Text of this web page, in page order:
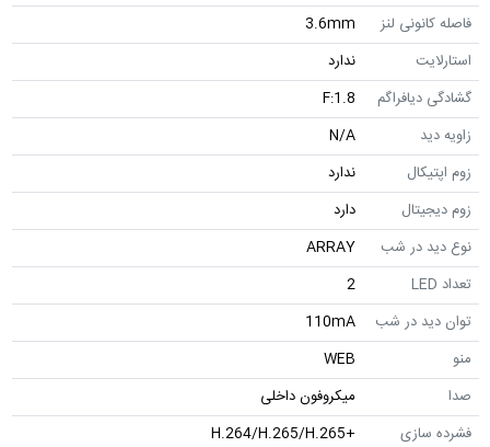
فاصله کانونی لنز
3.6mm
استارلایت
ندارد
گشادگی دیافراگم
F:1.8
زاویه دید
N/A
زوم اپتیکال
ندارد
زوم دیجیتال
دارد
نوع دید در شب
ARRAY
تعداد LED
2
توان دید در شب
110mA
منو
WEB
صدا
میکروفون داخلی
فشرده سازی
+H.264/H.265/H.265